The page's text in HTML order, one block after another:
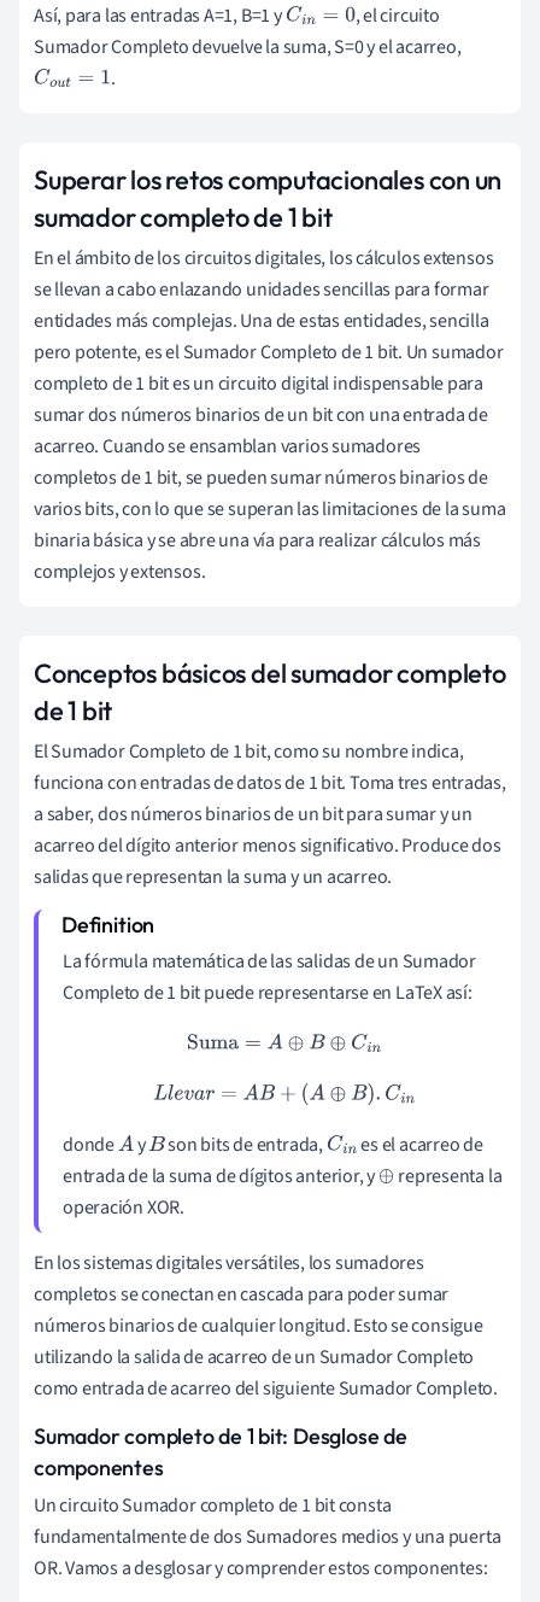
Así, para las entradas A=1, B=1 yCin= 0
, el circuito
Sumador Completo devuelve la suma, S=0 y el acarreo,
Cout =1 .
Superar los retos computacionales con un
sumador completo de 1 bit
En el ámbito de los circuitos digitales, los cálculos extensos
se llevan a cabo enlazando unidades sencillas para formar
entidades más complejas. Una de estas entidades, sencilla
pero potente, es el Sumador Completo de 1 bit. Un sumador
completo de 1 bit es un circuito digital indispensable para
sumar dos números binarios de un bit con una entrada de
acarreo. Cuando se ensamblan varios sumadores
completos de 1 bit, se pueden sumar números binarios de
varios bits, con lo que se superan las limitaciones de la suma
binaria básica y se abre una vía para realizar cálculos más
complejos y extensos.
Conceptos básicos del sumador completo
de 1 bit
El Sumador Completo de 1 bit, como su nombre indica,
funciona con entradas de datos de 1 bit. Toma tres entradas,
a saber, dos números binarios de un bit para sumar y un
acarreo del dígito anterior menos significativo. Produce dos
salidas que representan la suma y un acarreo.
La fórmula matemática de las salidas de un Sumador
Completo de 1 bit puede representarse en LaTeX así:
Suma =A⊕B⊕Cin
Ll eva r=AB +(A⊕B).Cin
dondeA yB son bits de entrada,Cin es el acarreo de
entrada de la suma de dígitos anterior, y⊕ representa la
operación XOR.
En los sistemas digitales versátiles, los sumadores
completos se conectan en cascada para poder sumar
números binarios de cualquier longitud. Esto se consigue
utilizando la salida de acarreo de un Sumador Completo
como entrada de acarreo del siguiente Sumador Completo.
Sumador completo de 1 bit: Desglose de
componentes
Un circuito Sumador completo de 1 bit consta
fundamentalmente de dos Sumadores medios y una puerta
OR. Vamos a desglosar y comprender estos componentes: